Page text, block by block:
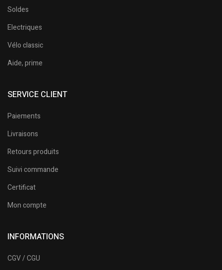
Soldes
Electriques
Vélo classic
Aide, prime
SERVICE CLIENT
Paiements
Livraisons
Retours produits
Suivi commande
Certificat
Mon compte
INFORMATIONS
CGV / CGU